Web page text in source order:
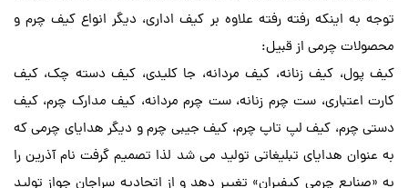
توجه به اینکه رفته رفته علاوه بر کیف اداری، دیگر انواع کیف چرم و
محصولات چرمی از قبیل:
کیف پول، کیف زنانه، کیف مردانه، جا کلیدی، کیف دسته چک، کیف
کارت اعتباری، ست چرم زنانه، ست چرم مردانه، کیف مدارک چرم، کیف
دستی چرم، کیف لپ تاپ چرم، کیف جیبی چرم و دیگر هدایای چرمی که
به عنوان هدایای تبلیغاتی تولید می شد لذا تصمیم گرفت نام آذرین را